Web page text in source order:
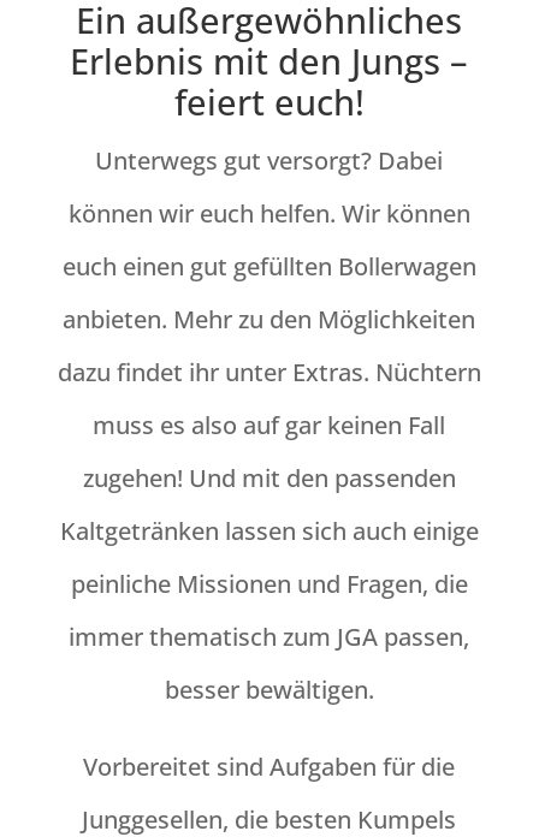
Ein außergewöhnliches
Erlebnis mit den Jungs –
feiert euch!
Unterwegs gut versorgt? Dabei
können wir euch helfen. Wir können
euch einen gut gefüllten Bollerwagen
anbieten. Mehr zu den Möglichkeiten
dazu findet ihr unter Extras. Nüchtern
muss es also auf gar keinen Fall
zugehen! Und mit den passenden
Kaltgetränken lassen sich auch einige
peinliche Missionen und Fragen, die
immer thematisch zum JGA passen,
besser bewältigen.
Vorbereitet sind Aufgaben für die
Junggesellen, die besten Kumpels